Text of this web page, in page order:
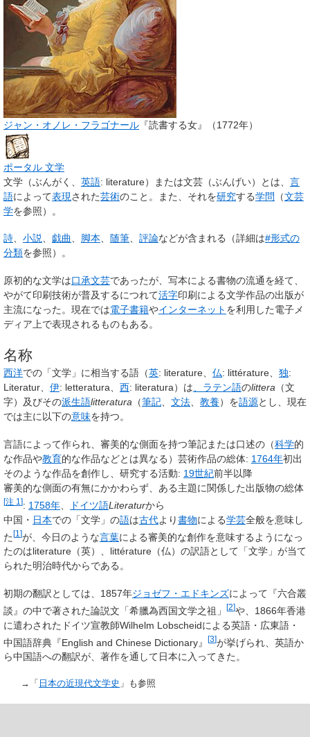
ジャン・オノレ・フラゴナール 『読書する女』（1772年）
ポータル 文学
文学 （ぶんがく、 英語: literature）または文芸 （ぶんげい）とは、 言
語によって表現された芸術のこと。また、それを研究する学問 （文芸
学を参照）。
詩、 小説、 戯曲、 脚本、 随筆、 評論などが含まれる（詳細は#形式の
分類を参照）。
原初的な文学は口承文芸であったが、写本による書物の流通を経て、
やがて印刷技術が普及するにつれて活字印刷による文学作品の出版が
主流になった。現在では電子書籍やインターネット を利用した電子メ
ディア上で表現されるものもある。
名称
西洋での「文学」に相当する語（英: literature、 仏: littérature、 独:
Literatur、 伊: letteratura、 西: literatura）は、ラテン語のlittera （文
字）及びその派生語litteratura （筆記、 文法、 教養）を語源とし、現在
では主に以下の意味を持つ。
言語によって作られ、審美的な側面を持つ筆記または口述の（科学的
な作品や教育的な作品などとは異なる）芸術作品の総体: 1764年初出
そのような作品を創作し、研究する活動: 19世紀前半以降
審美的な側面の有無にかかわらず、ある主題に関係した出版物の総体
[注 1 ]: 1758年 ドイツ語Literaturから
中国・ 日本での「文学」の語は古代より書物による学芸全般を意味し
た[1 ]が、今日のような言葉による審美的な創作を意味するようになっ
たのはliterature（英）、littérature（仏）の訳語として「文学」が当て
られた明治時代からである。
初期の翻訳としては、1857年ジョゼフ・エドキンズによって『六合叢
談』の中で著された論説文「希臘為西国文学之祖」
[2]や、1866年香港
に遣わされたドイツ宣教師Wilhelm Lobscheidによる英語・広東語・
中国語辞典『English and Chinese Dictionary』
[3]が挙げられ、英語か
ら中国語への翻訳が、著作を通して日本に入ってきた。
→「 日本の近現代文学史 」も参照